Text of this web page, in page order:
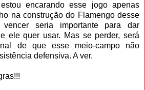
encarando esse jogo apenas
na construção do Flamengo desse
seria importante para dar
ele quer usar. Mas se perder, será
de que esse meio-campo não
defensiva. A ver.